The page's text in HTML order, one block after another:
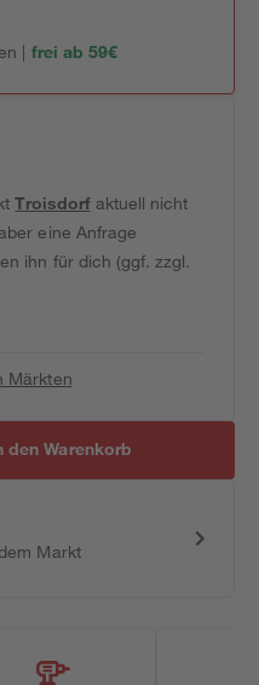
| frei ab 59€
Troisdorfaktuell nicht
eine Anfrage
ihn für dich (ggf. zzgl.
Märkten
den Warenkorb
Markt